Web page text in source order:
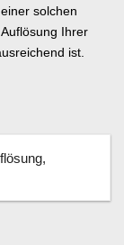
solchen
Ihrer
ist.